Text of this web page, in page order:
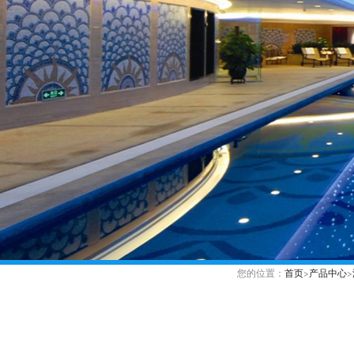
您的位置： 首页>产品中心>